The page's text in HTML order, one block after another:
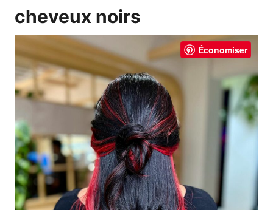
cheveux noirs
Économiser